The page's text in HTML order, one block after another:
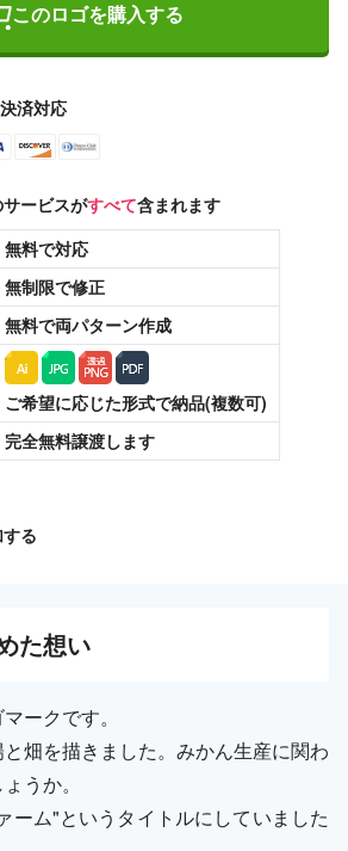
このロゴを購入する
済対応
ービスがすべて含まれます
無料で対応
無制限で修正
無料で両パターン作成
ご希望に応じた形式で納品(複数可)
完全無料譲渡します
る
た想い
ークです。
畑を描きました。みかん生産に関わ
うか。
ーム"というタイトルにしていました